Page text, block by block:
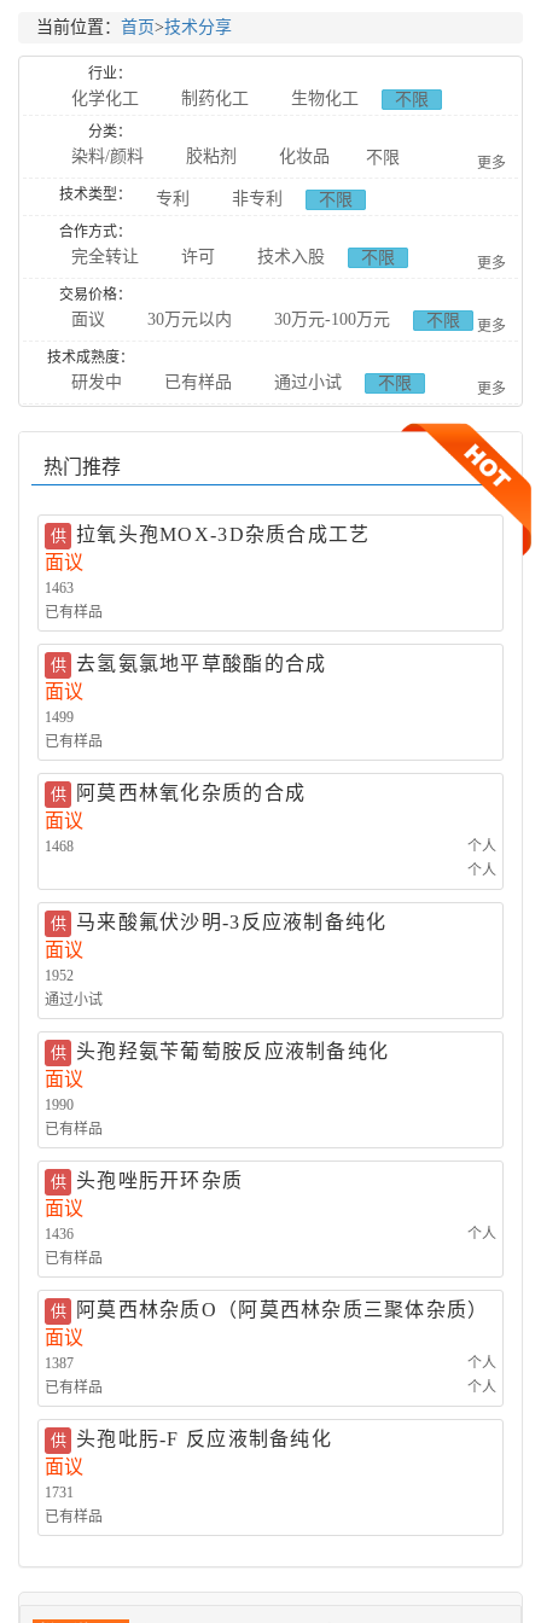
当前位置： 首页>技术分享
行业：
不限
化学化工 制药化工
生物化工
分类：
不限
染料/颜料 胶粘剂
化妆品
农用化工
表面处理
石墨烯 纳米材料
高分子材料
橡胶塑胶
天然提取
无机化工 分析化工
原料药
药物中间体
药物分析
动物用药
生物合成
生物催化技术
生物发酵
食品检测技术
药物载体 聚合物
精细化工
更多
技术类型：
不限
专利 非专利
合作方式：
不限
完全转让 许可
技术入股
合作生产
更多
交易价格：
不限
面议 30万元以内
30万元-100万元
100万元-300万元
1000万元以上
更多
技术成熟度：
不限
研发中 已有样品
通过小试
通过中试
更多
热门推荐
供 拉氧头孢MOX-3D杂质合成工艺
面议
1463
已有样品
供 去氢氨氯地平草酸酯的合成
面议
1499
已有样品
供
阿莫西林氧化杂质的合成
面议
1468
个人
个人
供
马来酸氟伏沙明-3反应液制备纯化
面议
1952
通过小试
供
头孢羟氨苄葡萄胺反应液制备纯化
面议
1990
已有样品
供
头孢唑肟开环杂质
面议
1436
已有样品
个人
供
阿莫西林杂质O（阿莫西林杂质三聚体杂质）
面议
1387
已有样品
个人
个人
供
头孢吡肟-F 反应液制备纯化
面议
1731
已有样品